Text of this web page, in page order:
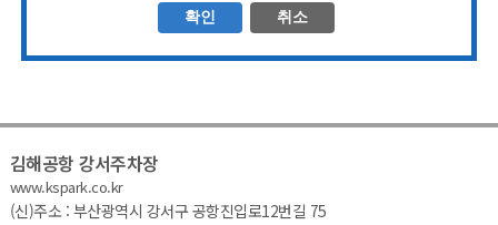
김해공항 강서주차장
www.kspark.co.kr
(신)주소 : 부산광역시 강서구 공항진입로12번길 75